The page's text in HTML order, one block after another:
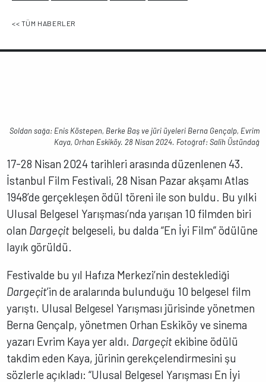
<< TÜM HABERLER
Soldan sağa: Enis Köstepen, Berke Baş ve jüri üyeleri Berna Gençalp, Evrim
Kaya, Orhan Eskiköy. 28 Nisan 2024. Fotoğraf: Salih Üstündağ
17-28 Nisan 2024 tarihleri arasında düzenlenen 43.
İstanbul Film Festivali, 28 Nisan Pazar akşamı Atlas
1948’de gerçekleşen ödül töreni ile son buldu. Bu yılki
Ulusal Belgesel Yarışması’nda yarışan 10 filmden biri
olan Dargeçit belgeseli, bu dalda “En İyi Film” ödülüne
layık görüldü.
Festivalde bu yıl Hafıza Merkezi’nin desteklediği
Dargeçit’in de aralarında bulunduğu 10 belgesel film
yarıştı. Ulusal Belgesel Yarışması jürisinde yönetmen
Berna Gençalp, yönetmen Orhan Eskiköy ve sinema
yazarı Evrim Kaya yer aldı. Dargeçitekibine ödülü
takdim eden Kaya, jürinin gerekçelendirmesini şu
sözlerle açıkladı:“Ulusal Belgesel Yarışması En İyi